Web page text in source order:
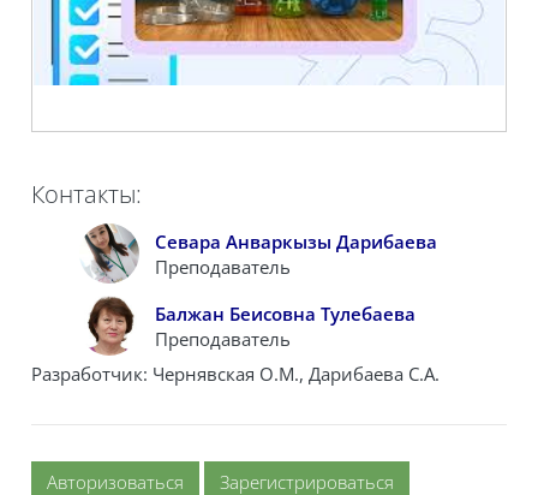
Контакты:
Севара Анваркызы Дарибаева
Преподаватель
Балжан Беисовна Тулебаева
Преподаватель
Разработчик: Чернявская О.М., Дарибаева С.А.
Авторизоваться Зарегистрироваться